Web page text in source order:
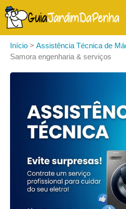
Início > Assistência Técnica de
Samora engenharia & serviços